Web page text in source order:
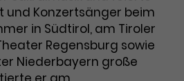
die gewählten Tracking-
anonym und weisen
Nummer zu,
zu erkennen.
Google verwendet, um
von Werbeanzeigen zu
und Conversions zu
und Konzertsänger beim
in Südtirol, am Tiroler
Regensburg sowie
Niederbayern große